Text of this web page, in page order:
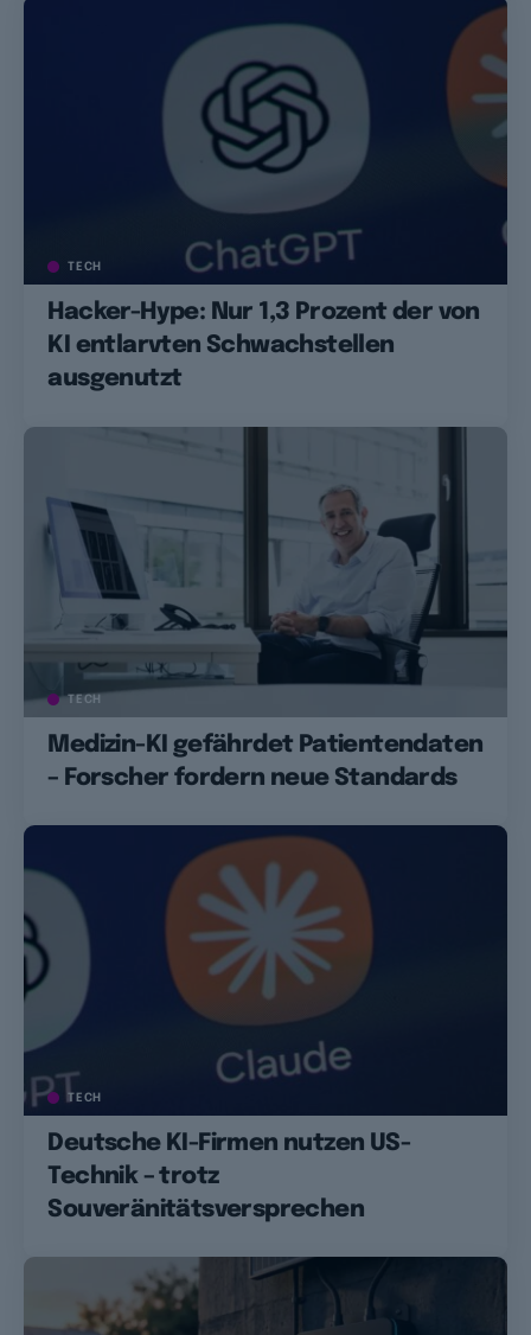
TECH
Hacker-Hype: Nur 1,3 Prozent der von
KI entlarvten Schwachstellen
ausgenutzt
TECH
Medizin-KI gefährdet Patientendaten
– Forscher fordern neue Standards
TECH
Deutsche KI-Firmen nutzen US-
Technik – trotz
Souveränitätsversprechen